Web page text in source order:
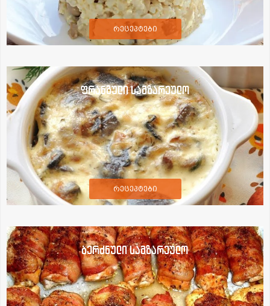
რეცეპტები
ფრანგული სამზარეულო
რეცეპტები
ბერძნული სამზარეულო